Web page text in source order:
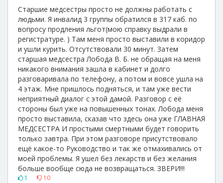
Старшие медсестры просто не должны работать с
людьми. Я инвалид 3 группы обратился в 317 каб. по
вопросу продления льгот(мою справку выдрали в
регистратуре. ) Там меня просто выставили в коридор
и ушли курить. Отсутствовали 30 минут. Затем
старшая медсестра Лобода В. Б. не обращая на меня
никакого внимания зашла в кабинет и долго
разговаривала по телефону, а потом и вовсе ушла на
4 этаж. Мне пришлось подняться, и там уже вести
неприятный диалог с этой дамой. Разговор с её
стороны был уже на повышенных тонах. Лобода меня
просто выставила, сказав что здесь она уже ГЛАВНАЯ
МЕДСЕСТРА И простыми смертными будет говорить
только завтра. При этом разговоре присутствовало
ещё какое-то Руководство и так же отмахивались от
моей проблемы. Я ушел без лекарств и без желания
больше вообще сюда не возвращаться. ЗВЕРИ!!!
1 10